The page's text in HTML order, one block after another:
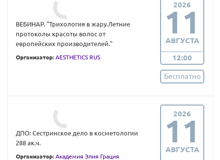
ВЕБИНАР. "Трихология в жару.Летние
протоколы красоты волос от
европейских производителей."
Организатор: AESTHETICS RUS
2026
11
АВГУСТА
12:00
Бесплатно
ДПО: Сестринское дело в косметологии
288 ак.ч.
Организатор: Академия Элия Грация
2026
11
АВГУСТА